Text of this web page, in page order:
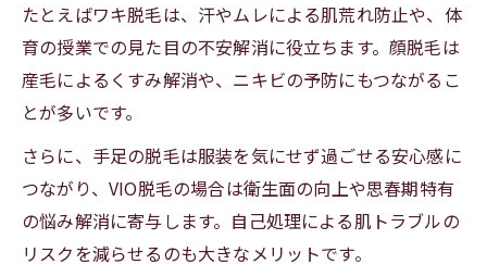
たとえばワキ脱毛は、汗やムレによる肌荒れ防止や、体
育の授業での見た目の不安解消に役立ちます。顔脱毛は
産毛によるくすみ解消や、ニキビの予防にもつながるこ
とが多いです。
さらに、手足の脱毛は服装を気にせず過ごせる安心感に
つながり、VIO脱毛の場合は衛生面の向上や思春期特有
の悩み解消に寄与します。自己処理による肌トラブルの
リスクを減らせるのも大きなメリットです。